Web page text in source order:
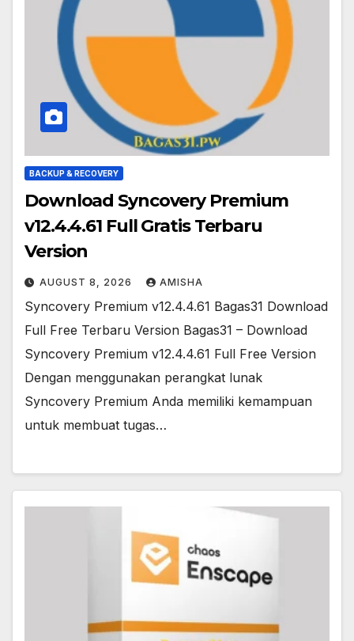
BACKUP & RECOVERY
Download Syncovery Premium
v12.4.4.61 Full Gratis Terbaru
Version
AUGUST 8, 2026 AMISHA
Syncovery Premium v12.4.4.61 Bagas31 Download
Full Free Terbaru Version Bagas31 – Download
Syncovery Premium v12.4.4.61 Full Free Version
Dengan menggunakan perangkat lunak
Syncovery Premium Anda memiliki kemampuan
untuk membuat tugas…